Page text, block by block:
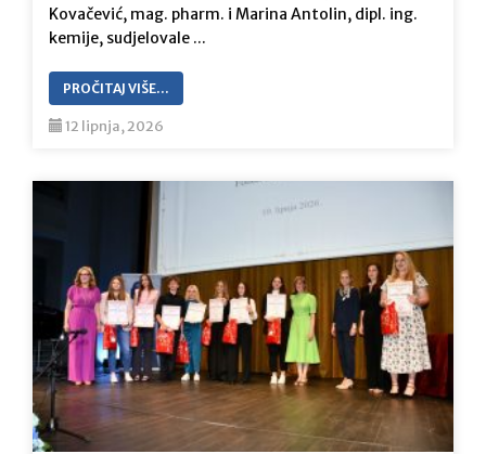
Kovačević, mag. pharm. i Marina Antolin, dipl. ing.
kemije, sudjelovale ...
PROČITAJ VIŠE…
12 lipnja, 2026